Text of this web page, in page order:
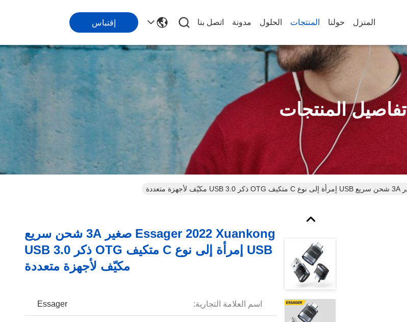
المنزل حولنا المنتجات الحلول مدونة اتصل بنا إقتباس
تفاصيل المنتجات
Essager 2022 Xuankong صغير 3A شحن سريع
USB إمرأة إلى نوع C متكيف OTG ذكر USB 3.0
مكيّف لأجهزة متعددة
اسم العلامة التجارية: Essager